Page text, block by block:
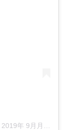
2019年 9月月16日午前4時05分PDT